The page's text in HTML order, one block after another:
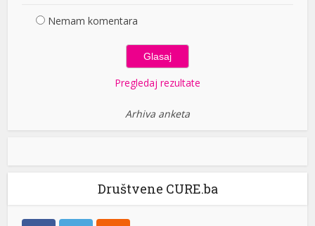
Nemam komentara
Pregledaj rezultate
Arhiva anketa
Društvene CURE.ba